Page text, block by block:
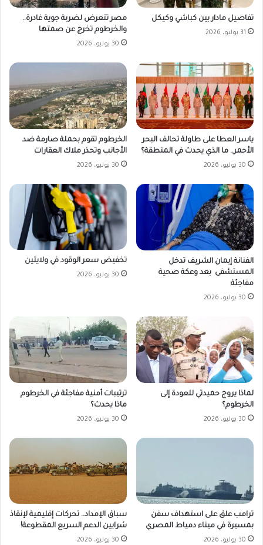
تفاصيل مادار بين كباشي وكيكل
31 يوليو، 2026
مصر تتعرض لضربة جوية غادرة..
والخرطوم تخرج عن صمتها
30 يوليو، 2026
ياسر العطا على طاولة تحالف البحر
الأحمر.. ما الذي يحدث في المنطقة؟
30 يوليو، 2026
الخرطوم تقوم بحملة صارمة ضد
الأجانب وتحذر ملاك العقارات
30 يوليو، 2026
الفنانة إيمان الشريف تدخل
المستشفى بعد وعكة صحية
مفاجئة
30 يوليو، 2026
تخفيض سعر الوقود في ولايتين
30 يوليو، 2026
لماذا يروج حميدتي للعودة إلى
الخرطوم؟
30 يوليو، 2026
ترتيبات أمنية مفاجئة في الخرطوم
ماذا يحدث؟
30 يوليو، 2026
ترامب علق على استهداف سفن
بمسيرة في ميناء دمياط المصري
30 يوليو، 2026
سباق الإمداد.. تحركات إقليمية لإنقاذ
شرايين الدعم السريع المقطوعة!
30 يوليو، 2026